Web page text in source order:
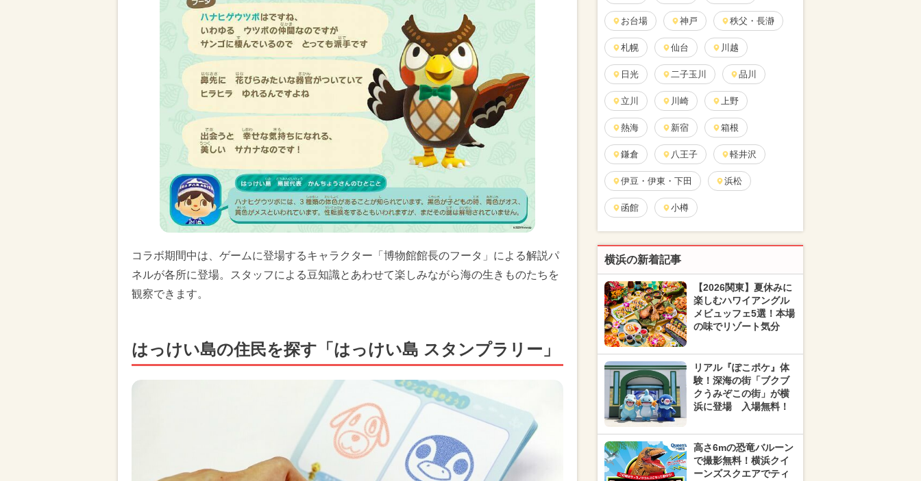
コラボ期間中は、ゲームに登場するキャラクター「博物館館長のフータ」による解説パ
ネルが各所に登場。スタッフによる豆知識とあわせて楽しみながら海の生きものたちを
観察できます。
はっけい島の住民を探す「はっけい島 スタンプラリー」
お台場 神戸 秩父・長瀞
札幌 仙台 川越
日光 二子玉川 品川
立川 川崎 上野
熱海 新宿 箱根
鎌倉 八王子 軽井沢
伊豆・伊東・下田 浜松
函館 小樽
横浜の新着記事
【2026関東】夏休みに
楽しむハワイアングル
メビュッフェ5選！本場
の味でリゾート気分
リアル『ぽこポケ』体
験！深海の街「ブクブ
クうみぞこの街」が横
浜に登場 入場無料！
高さ6mの恐竜バルーン
で撮影無料！横浜クイ
ーンズスクエアでティ